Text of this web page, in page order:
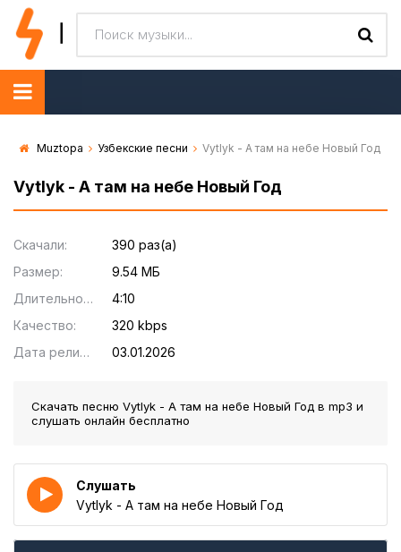
Muztopa Узбекские песни Vytlyk - А там на небе Новый Год
Vytlyk - А там на небе Новый Год
Скачали:
390 раз(а)
Размер:
9.54 МБ
Длительность:
4:10
Качество:
320 kbps
Дата релиза:
03.01.2026
Скачать песню Vytlyk - А там на небе Новый Год в mp3 и
слушать онлайн бесплатно
Слушать
Vytlyk - А там на небе Новый Год